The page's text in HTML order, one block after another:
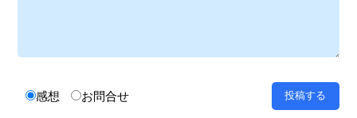
感想 お問合せ